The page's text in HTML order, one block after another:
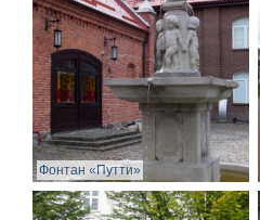
Фонтан «Путти»